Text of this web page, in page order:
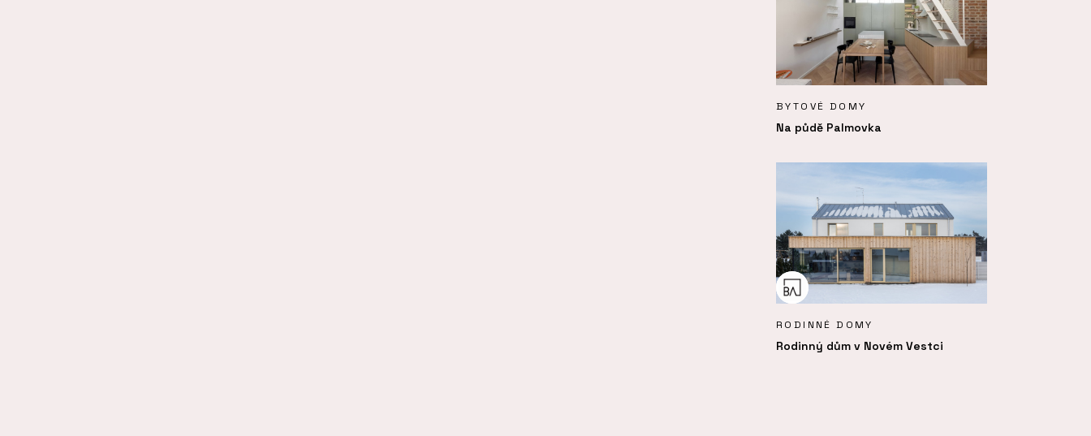
BYTOVÉ DOMY
Na půdě Palmovka
RODINNÉ DOMY
Rodinný dům v Novém Vestci